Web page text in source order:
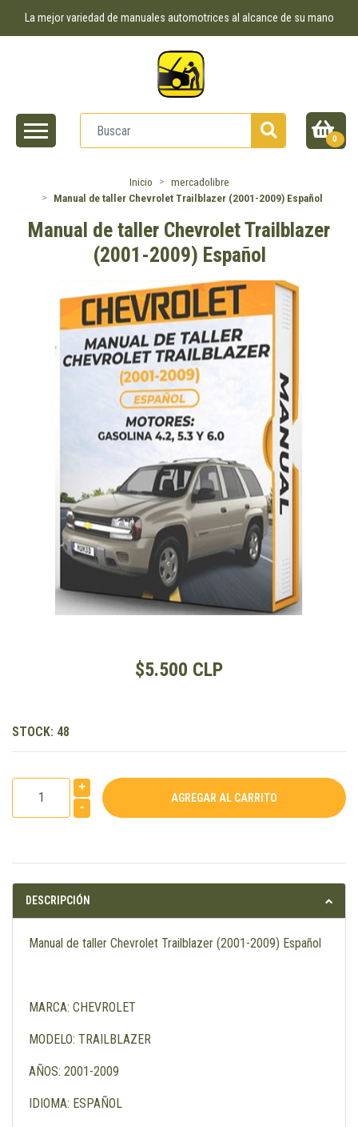
La mejor variedad de manuales automotrices al alcance de su mano
0
Inicio
mercadolibre
Manual de taller Chevrolet Trailblazer (2001-2009) Español
Manual de taller Chevrolet Trailblazer
(2001-2009) Español
$5.500 CLP
STOCK: 48
+
-
DESCRIPCIÓN
Manual de taller Chevrolet Trailblazer (2001-2009) Español
MARCA: CHEVROLET
MODELO: TRAILBLAZER
AÑOS: 2001-2009
IDIOMA: ESPAÑOL